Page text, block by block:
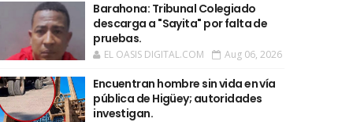
Barahona: Tribunal Colegiado
descarga a "Sayita" por falta de
pruebas.
EL OASIS DIGITAL.COM Aug 06, 2026
Encuentran hombre sin vida en vía
pública de Higüey; autoridades
investigan.